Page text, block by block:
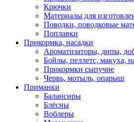
Крючки
Материалы для
Поводки, поводковые
Поплавки
Прикормка, насадки
Ароматизаторы, дипы,
Бойлы, пеллетс, макуха,
Прикормки сыпучие
Червь, мотыль, опарыш
Приманки
Балансиры
Блёсны
Воблеры